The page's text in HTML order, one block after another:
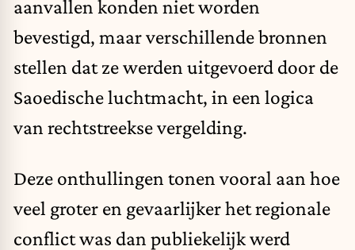
aanvallen konden niet worden
bevestigd, maar verschillende bronnen
stellen dat ze werden uitgevoerd door de
Saoedische luchtmacht, in een logica
van rechtstreekse vergelding.
Deze onthullingen tonen vooral aan hoe
veel groter en gevaarlijker het regionale
conflict was dan publiekelijk werd